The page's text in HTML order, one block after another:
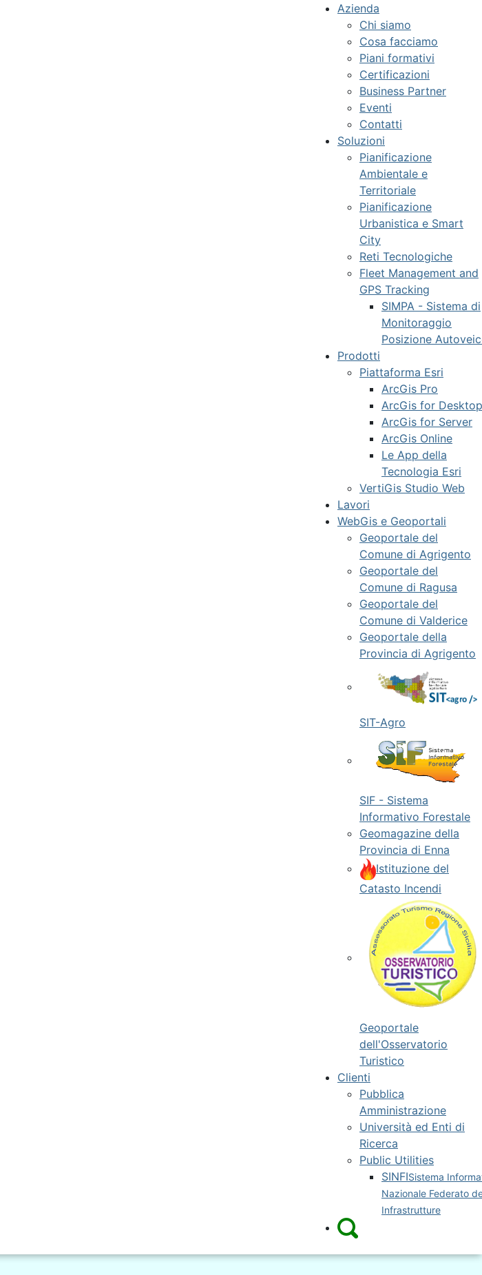
Azienda
Chi siamo
Cosa facciamo
Piani formativi
Certificazioni
Business Partner
Eventi
Contatti
Soluzioni
Pianificazione
Ambientale e
Territoriale
Pianificazione
Urbanistica e Smart
City
Reti Tecnologiche
Fleet Management and
GPS Tracking
SIMPA - Sistema di
Monitoraggio
Posizione
Prodotti
Piattaforma Esri
ArcGis Pro
ArcGis for Desktop
ArcGis for Server
ArcGis Online
Le App della
Tecnologia Esri
VertiGis Studio Web
Lavori
WebGis e Geoportali
Geoportale del
Comune di Agrigento
Geoportale del
Comune di Ragusa
Geoportale del
Comune di Valderice
Geoportale della
Provincia di Agrigento
SIT-Agro
SIF - Sistema
Informativo Forestale
Geomagazine della
Provincia di Enna
Istituzione del
Catasto Incendi
Geoportale
dell'Osservatorio
Turistico
Clienti
Pubblica
Amministrazione
Università ed Enti di
Ricerca
Public Utilities
SINFISistema
Nazionale Federato
Infrastrutture